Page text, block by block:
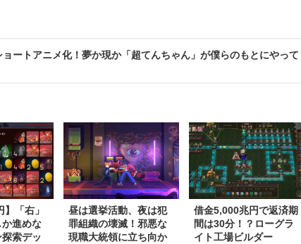
ョートアニメ化！夢か現か「超てんちゃん」が僕らのもとにやって
「右」
か進めな
索デッ
昼は選挙活動、夜は犯
罪組織の壊滅！邪悪な
現職大統領に立ち向か
借金5,000兆円で返済期
間は30分！？ローグラ
イト工場ビルダー